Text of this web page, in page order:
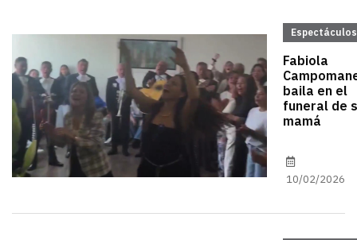
Espectáculos
Fabiola
baila en el
funeral de
mamá
10/02/2026